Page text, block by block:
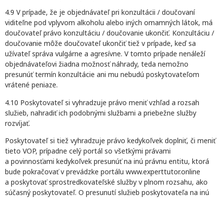
4.9 V prípade, že je objednávateľ pri konzultácii / doučovaní
viditeľne pod vplyvom alkoholu alebo iných omamných látok, má
doučovateľ právo konzultáciu / doučovanie ukončiť. Konzultáciu /
doučovanie môže doučovateľ ukončiť tiež v prípade, keď sa
užívateľ správa vulgárne a agresívne. V tomto prípade nenáleží
objednávateľovi žiadna možnosť náhrady, teda nemožno
presunúť termín konzultácie ani mu nebudú poskytovateľom
vrátené peniaze.
4.10 Poskytovateľ si vyhradzuje právo meniť vzhľad a rozsah
služieb, nahradiť ich podobnými službami a priebežne služby
rozvíjať.
Poskytovateľ si tiež vyhradzuje právo kedykoľvek doplniť, či meniť
tieto VOP, prípadne celý portál so všetkými právami
a povinnosťami kedykoľvek presunúť na inú právnu entitu, ktorá
bude pokračovať v prevádzke portálu www.experttutor.online
a poskytovať sprostredkovateľské služby v plnom rozsahu, ako
súčasný poskytovateľ. O presunutí služieb poskytovateľa na inú